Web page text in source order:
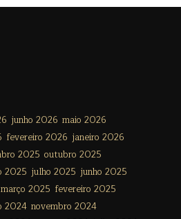
junho 2026 maio 2026
fevereiro 2026 janeiro 2026
2025 outubro 2025
2025 julho 2025 junho 2025
março 2025 fevereiro 2025
2024 novembro 2024